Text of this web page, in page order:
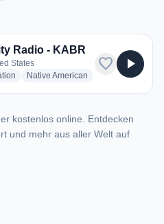
Radio - KABR
States
radio stations
Native American radio stations
favorite play_arrow
kostenlos online. Entdecken
und mehr aus aller Welt auf